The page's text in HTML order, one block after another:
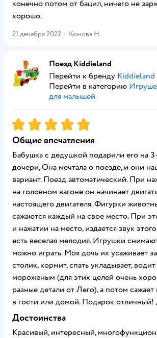
конечно потом от бацил, ничего не
хорошо.
21 декабря 2022 · Комова Н.
Поезд Kiddieland
Перейти к бренду Kiddieland
Перейти в категорию
для малышей
Рейтинг:5
Общие впечатления
Бабушка с дедушкой подарили его на
дочери, Она мечтала о поезде, и они
вариант. Поезд автоматический. При
на головном вагоне он начинает
настоящего двигателя. Фигурки
сажаются каждый на свое место. При
и нажатии на место, издается звук
есть веселая мелодия. Игрушки
можно играть. Моя дочь их усаживает
столик, кормит, спать укладывает,
мороженым (для этих целей очень
разные детали от Лего), а потом сажает
в гости или домой. Подарок отличный!
Достоинства
Красивый, интересный,